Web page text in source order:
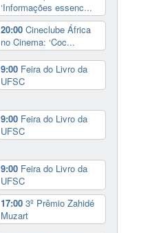
‘Informações essenc...
20:00 Cineclube África
no Cinema: ‘Coc...
9:00 Feira do Livro da
UFSC
9:00 Feira do Livro da
UFSC
9:00 Feira do Livro da
UFSC
17:00 3º Prêmio Zahidé
Muzart